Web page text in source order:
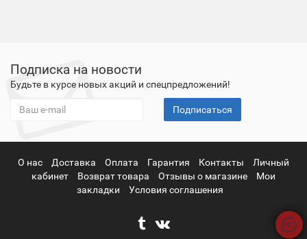
Подписка на новости
Будьте в курсе новых акций и спецпредложений!
Подписаться
О нас Доставка Оплата Гарантия Контакты
Личный
кабинет
Возврат товара Отзывы о магазине
Мои
закладки
Условия соглашения